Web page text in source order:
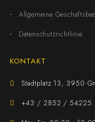
Allgemeine
Datenschutzrichtlinie
KONTAKT
Stadtplatz 13, 3950
+43 / 2852 / 54225